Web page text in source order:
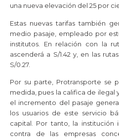
una nueva elevación del 25 por
Estas nuevas tarifas también
medio pasaje, empleado por
institutos. En relación con la
ascenderá a S/1.42 y, en las
S/0.27.
Por su parte, Protransporte se
medida, pues la califica de ilegal
el incremento del pasaje
los usuarios de este servicio
capital. Por tanto, la institución
contra de las empresas